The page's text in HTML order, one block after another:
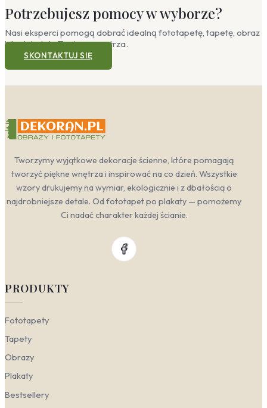
Potrzebujesz pomocy w wyborze?
Nasi eksperci pomogą dobrać idealną fototapetę, tapetę, obraz
lub plakat do Twojego wnętrza.
SKONTAKTUJ SIĘ
Tworzymy wyjątkowe dekoracje ścienne, które pomagają
tworzyć piękne wnętrza i inspirować na co dzień. Wszystkie
wzory drukujemy na wymiar, ekologicznie i z dbałością o
najdrobniejsze detale. Od fototapet po plakaty — pomożemy
Ci nadać charakter każdej ścianie.
PRODUKTY
Fototapety
Tapety
Obrazy
Plakaty
Bestsellery